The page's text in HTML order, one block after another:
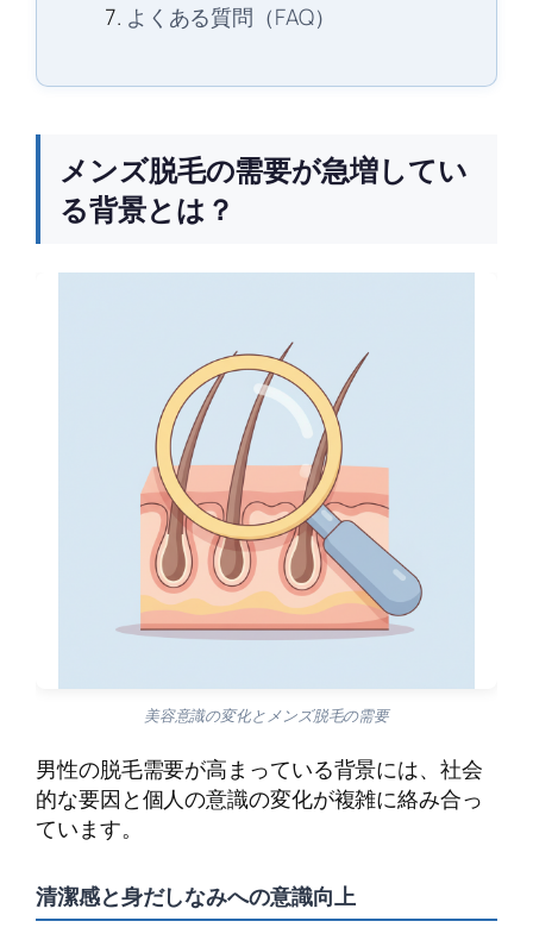
よくある質問（FAQ）
メンズ脱毛の需要が急増してい
る背景とは？
美容意識の変化とメンズ脱毛の需要
男性の脱毛需要が高まっている背景には、社会
的な要因と個人の意識の変化が複雑に絡み合っ
ています。
清潔感と身だしなみへの意識向上